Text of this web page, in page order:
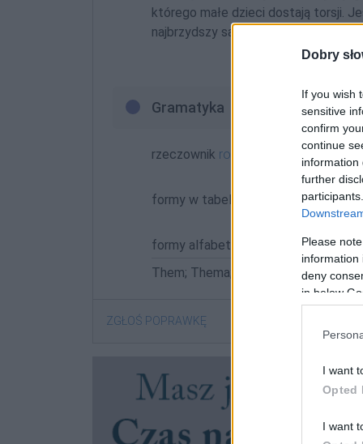
Dobry
If you wish
sensitive
confirm
continue
information
further
Please
information
deny
in below
I want
Opted
I want
którego małe dzieci dostają torsji.
najbrzydszy samochód, jaki
Gramatyka
rzeczownik rodzaj żeński odmienny
formy w tabelce:
formy alfabetycznie:
Them; Thema; Themą; Themach;
ZGŁOŚ POPRAWKĘ